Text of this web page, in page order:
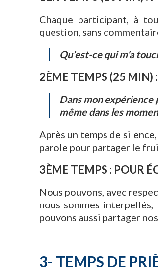
Chaque participant, à
question, sans
Qu’est-ce qui m’a
2ÈME TEMPS (25 MIN)
Dans mon expérience
même dans les
Après un temps de
parole pour partager le
3ÈME TEMPS : POUR
Nous pouvons, avec
nous sommes
pouvons aussi partager
3- TEMPS DE